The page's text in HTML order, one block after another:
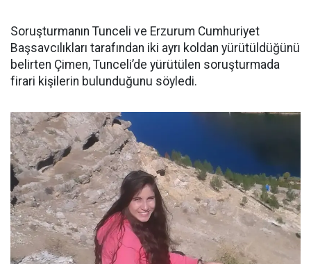
Soruşturmanın Tunceli ve Erzurum Cumhuriyet
Başsavcılıkları tarafından iki ayrı koldan yürütüldüğünü
belirten Çimen, Tunceli’de yürütülen soruşturmada
firari kişilerin bulunduğunu söyledi.